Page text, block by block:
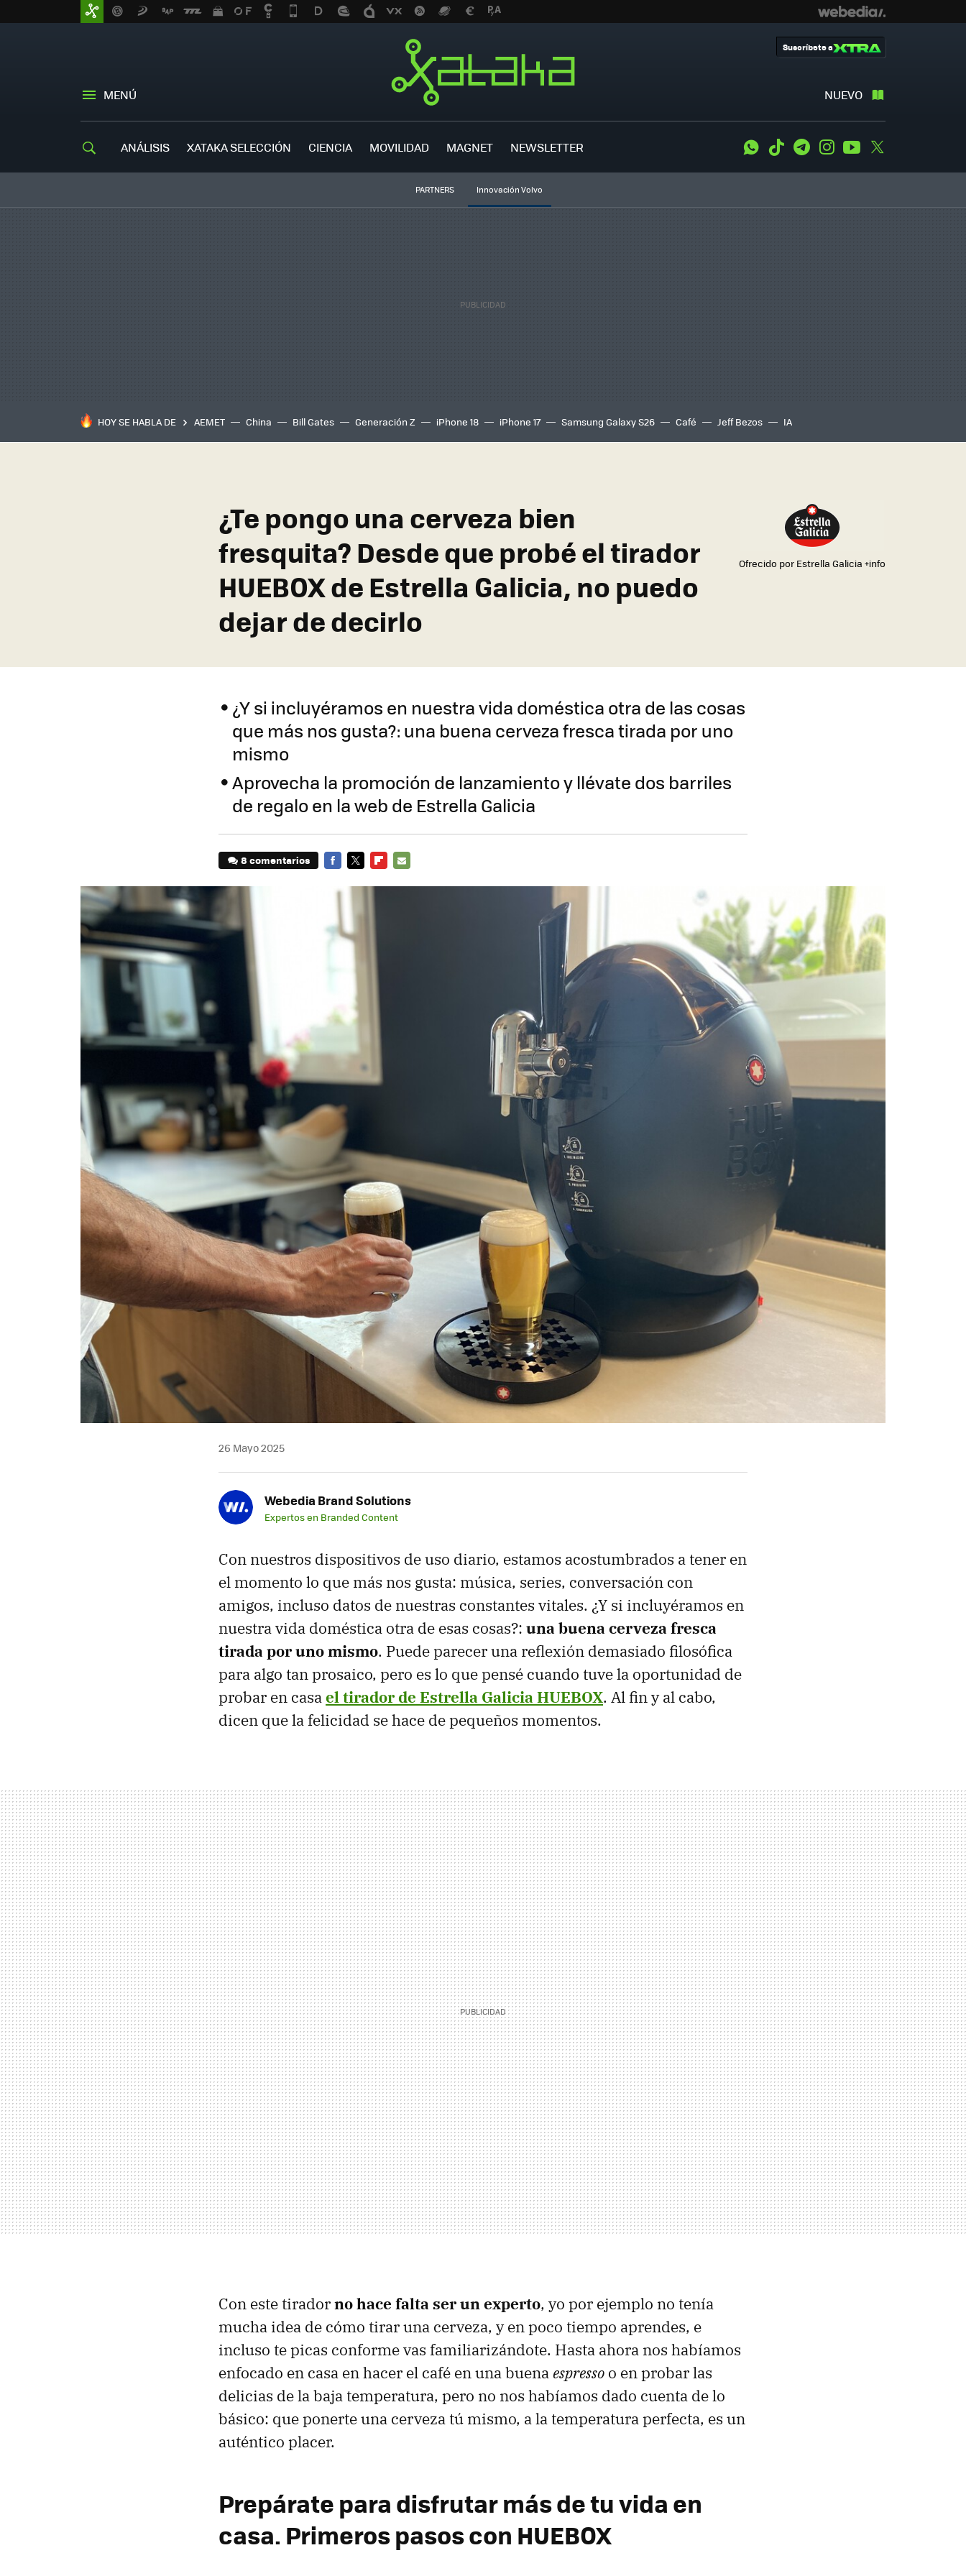
MENÚ NUEVO
Suscríbete a
ANÁLISIS XATAKA SELECCIÓN CIENCIA MOVILIDAD MAGNET NEWSLETTER WhatsApp
Tiktok TelegramInstagramYoutube
PARTNERS Innovación Volvo
HOY SE HABLA DE AEMET China Bill Gates Generación Z iPhone 18 iPhone 17 Samsung Galaxy S26 Café Jeff Bezos IA
Ofrecido por Estrella Galicia +info
¿Te pongo una cerveza bien
fresquita? Desde que probé el tirador
HUEBOX de Estrella Galicia, no puedo
dejar de decirlo
¿Y si incluyéramos en nuestra vida doméstica otra de las cosas
que más nos gusta?: una buena cerveza fresca tirada por uno
mismo
Aprovecha la promoción de lanzamiento y llévate dos barriles
de regalo en la web de Estrella Galicia
8 comentarios
26 Mayo 2025
Webedia Brand Solutions
Expertos en Branded Content
Con nuestros dispositivos de uso diario, estamos acostumbrados a tener en
el momento lo que más nos gusta: música, series, conversación con
amigos, incluso datos de nuestras constantes vitales. ¿Y si incluyéramos en
nuestra vida doméstica otra de esas cosas?: una buena cerveza fresca
tirada por uno mismo. Puede parecer una reflexión demasiado filosófica
para algo tan prosaico, pero es lo que pensé cuando tuve la oportunidad de
probar en casael tirador de Estrella Galicia HUEBOX. Al fin y al cabo,
dicen que la felicidad se hace de pequeños momentos.
Con este tiradorno hace falta ser un experto, yo por ejemplo no tenía
mucha idea de cómo tirar una cerveza, y en poco tiempo aprendes, e
incluso te picas conforme vas familiarizándote. Hasta ahora nos habíamos
enfocado en casa en hacer el café en una buena espresso o en probar las
delicias de la baja temperatura, pero no nos habíamos dado cuenta de lo
básico: que ponerte una cerveza tú mismo, a la temperatura perfecta, es un
auténtico placer.
Prepárate para disfrutar más de tu vida en
casa. Primeros pasos con HUEBOX